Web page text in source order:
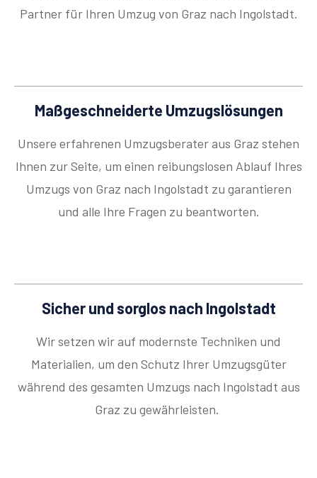
Partner für Ihren Umzug von Graz nach Ingolstadt.
Maßgeschneiderte Umzugslösungen
Unsere erfahrenen Umzugsberater aus Graz stehen
Ihnen zur Seite, um einen reibungslosen Ablauf Ihres
Umzugs von Graz nach Ingolstadt zu garantieren
und alle Ihre Fragen zu beantworten.
Sicher und sorglos nach Ingolstadt
Wir setzen wir auf modernste Techniken und
Materialien, um den Schutz Ihrer Umzugsgüter
während des gesamten Umzugs nach Ingolstadt aus
Graz zu gewährleisten.